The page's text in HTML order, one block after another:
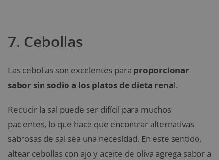
7. Cebollas
Las cebollas son excelentes para proporcionar
sabor sin sodio a los platos de dieta renal.
Reducir la sal puede ser difícil para muchos
pacientes, lo que hace que encontrar alternativas
sabrosas de sal sea una necesidad. En este sentido,
altear cebollas con ajo y aceite de oliva agrega sabor a